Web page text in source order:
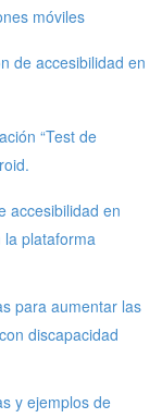
móviles
de accesibilidad en
“Test de
accesibilidad en
la plataforma
para aumentar las
discapacidad
y ejemplos de